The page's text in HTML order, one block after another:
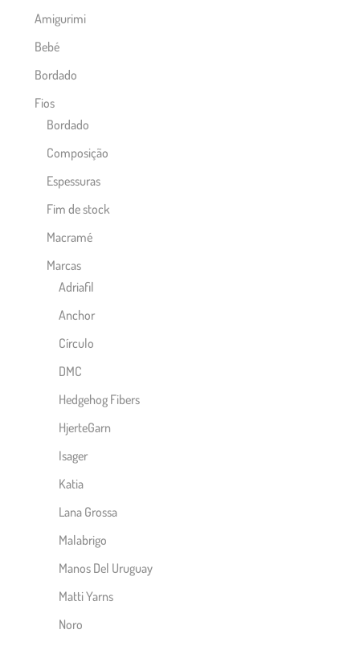
Amigurimi
Bebé
Bordado
Fios
Bordado
Composição
Espessuras
Fim de stock
Macramé
Marcas
Adriafil
Anchor
Círculo
DMC
Hedgehog Fibers
HjerteGarn
Isager
Katia
Lana Grossa
Malabrigo
Manos Del Uruguay
Matti Yarns
Noro